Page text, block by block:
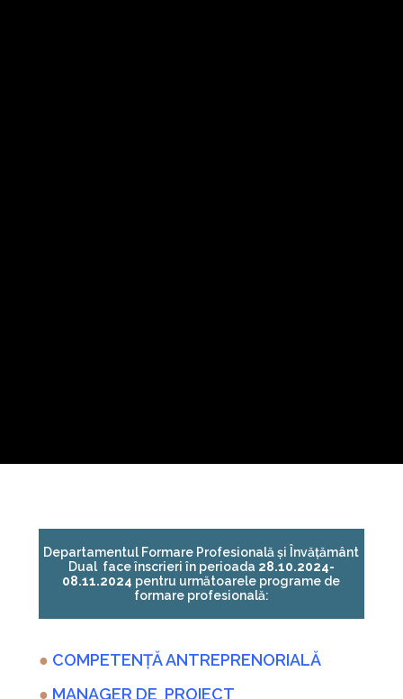
Departamentul Formare Profesională și Învățământ
Dual face înscrieri în perioada 28.10.2024-
08.11.2024 pentru următoarele programe de
formare profesională:
● COMPETENȚĂ ANTREPRENORIALĂ
● MANAGER DE PROIECT